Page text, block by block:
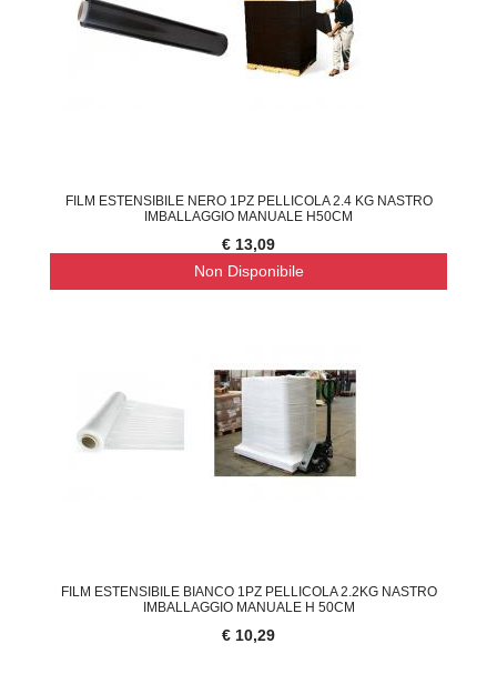
FILM ESTENSIBILE NERO 1PZ PELLICOLA 2.4 KG NASTRO
IMBALLAGGIO MANUALE H50CM
€ 13,09
Non Disponibile
FILM ESTENSIBILE BIANCO 1PZ PELLICOLA 2.2KG NASTRO
IMBALLAGGIO MANUALE H 50CM
€ 10,29